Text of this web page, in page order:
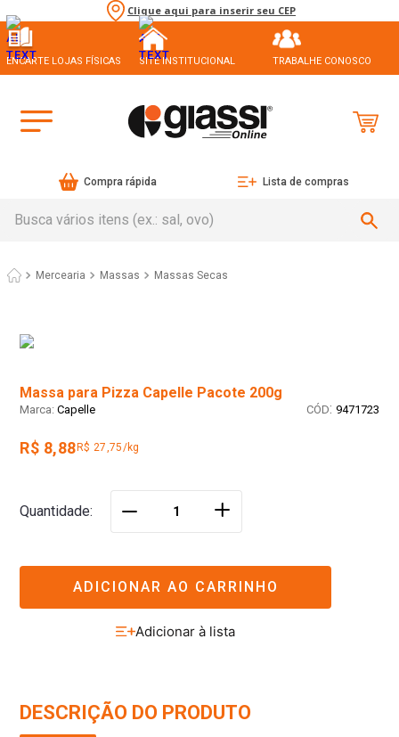
Clique aqui para inserir seu CEP
ENCARTE LOJAS FÍSICAS SITE INSTITUCIONAL TRABALHE CONOSCO
Compra rápida Lista de compras
Mercearia Massas Massas Secas
Massa para Pizza Capelle Pacote 200g
Capelle : 9471723
R$ 8,88 R$ 27,75/kg
Quantidade ＋
ADICIONAR AO CARRINHO
DESCRIÇÃO DO PRODUTO